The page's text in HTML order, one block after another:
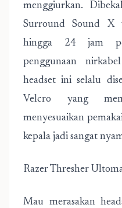
menggiurkan.
Surround Sound X
hingga 24 jam
penggunaan
headset ini selalu
Velcro yang
menyesuaikan
kepala jadi sangat
Razer Thresher
Mau merasakan